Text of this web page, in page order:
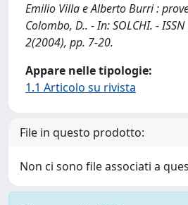
Emilio Villa e Alberto Burri :
Colombo, D.. - In: SOLCHI. -
2(2004), pp. 7-20.
Appare nelle tipologie:
1.1 Articolo su rivista
File in questo prodotto:
Non ci sono file associati a